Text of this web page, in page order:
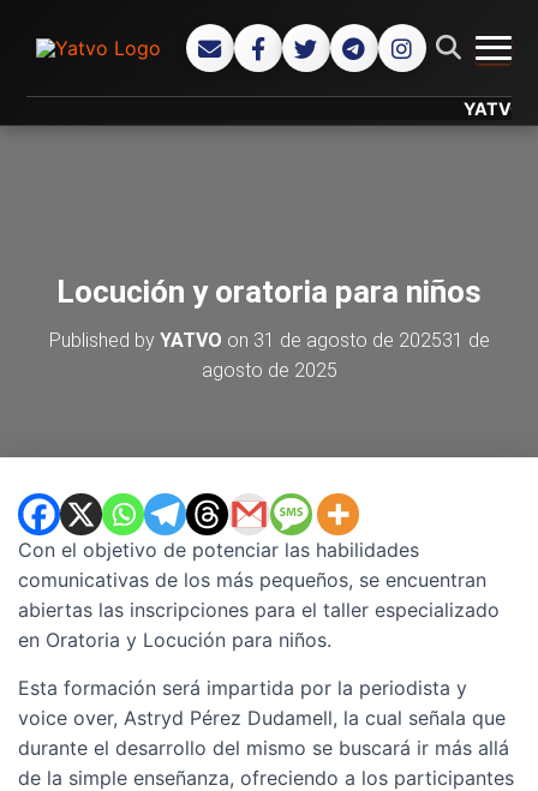
YATVO...
Locución y oratoria para niños
Published by YATVO on 31 de agosto de 202531 de
agosto de 2025
Con el objetivo de potenciar las habilidades
comunicativas de los más pequeños, se encuentran
abiertas las inscripciones para el taller especializado
en Oratoria y Locución para niños.
Esta formación será impartida por la periodista y
voice over, Astryd Pérez Dudamell, la cual señala que
durante el desarrollo del mismo se buscará ir más allá
de la simple enseñanza, ofreciendo a los participantes